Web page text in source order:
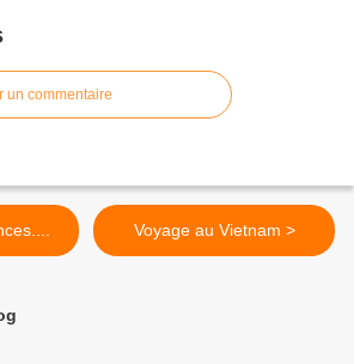
un commentaire
Voyage au Vietnam >